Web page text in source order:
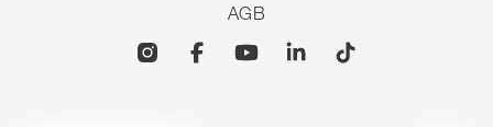
AGB
InstagramFacebookYouTubeLinkedin